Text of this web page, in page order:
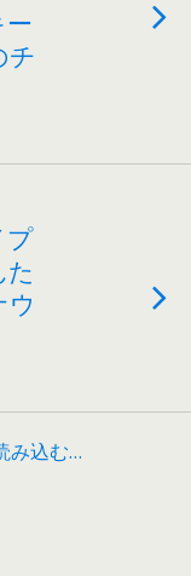
チ
プ
み込む…